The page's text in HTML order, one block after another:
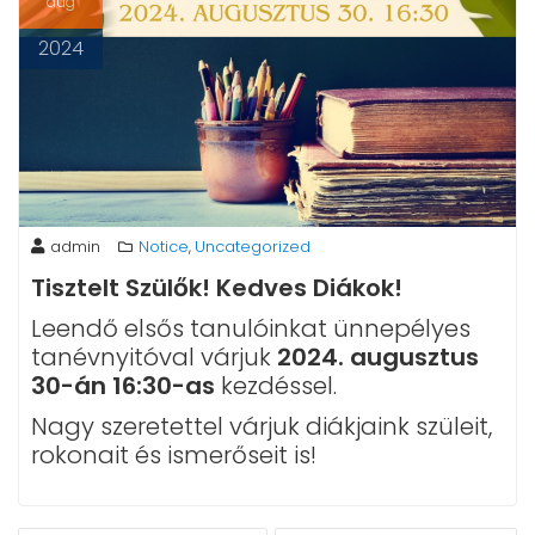
2024
admin Notice, Uncategorized
Tisztelt Szülők! Kedves Diákok!
Leendő elsős tanulóinkat ünnepélyes
tanévnyitóval várjuk 2024. augusztus
30-án 16:30-as kezdéssel.
Nagy szeretettel várjuk diákjaink szüleit,
rokonait és ismerőseit is!